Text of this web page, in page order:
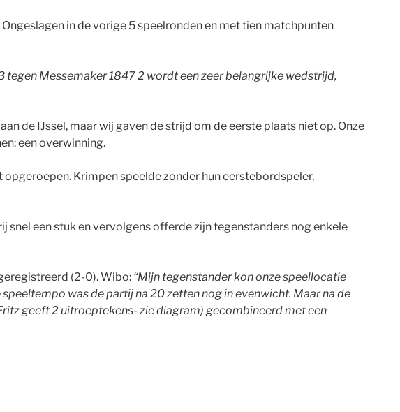
in de vorige 5 speelronden en met tien matchpunten
tegen Messemaker 1847 2 wordt een zeer belangrijke wedstrijd,
de IJssel, maar wij gaven de strijd om de eerste plaats niet op. Onze
een overwinning.
opgeroepen. Krimpen speelde zonder hun eerstebordspeler,
snel een stuk en vervolgens offerde zijn tegenstanders nog enkele
(2-0). Wibo: “Mijn tegenstander kon onze speellocatie
was de partij na 20 zetten nog in evenwicht. Maar na de
geeft 2 uitroeptekens- zie diagram) gecombineerd met een